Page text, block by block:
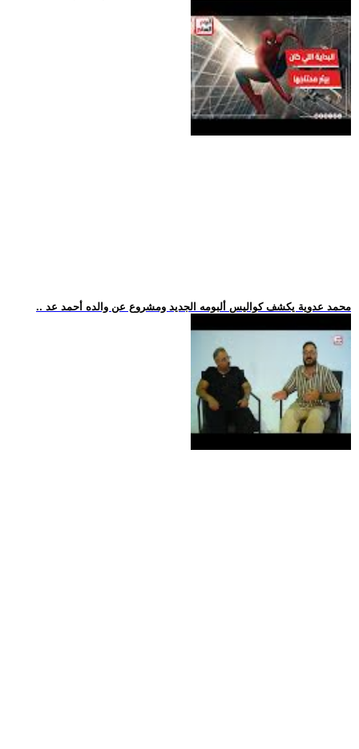
.. محمد عدوية يكشف كواليس ألبومه الجديد ومشروع عن والده أحمد عد